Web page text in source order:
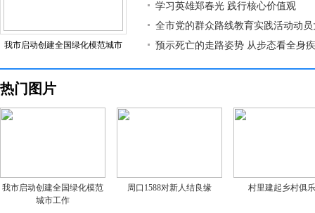
我市启动创建全国绿化模范城市
学习英雄郑春光 践行核心价值观
全市党的群众路线教育实践活动动
预示死亡的走路姿势 从步态看全身
热门图片
我市启动创建全国绿化模范
城市工作
周口1588对新人结良缘 村里建起乡村俱